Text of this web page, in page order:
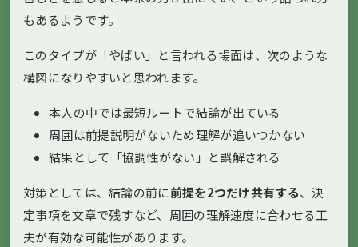
もあるようです。
このタイプが「やばい」と言われる場面は、次のような
構図になりやすいと思われます。
本人の中では最短ルートで結論が出ている
周囲は前提説明がないため理解が追いつかない
結果として「協調性がない」と誤解される
対策としては、結論の前に前提を2つだけ共有する、決
定事項を文章で残すなど、周囲の理解速度に合わせる工
夫が有効な可能性があります。